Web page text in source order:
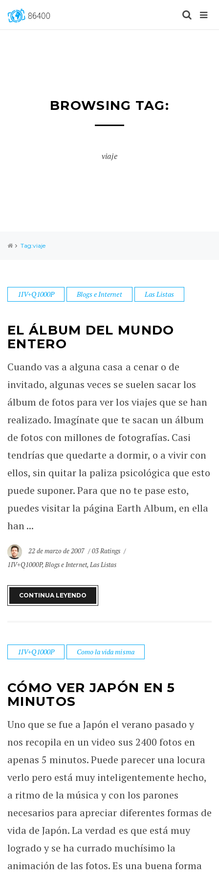
BROWSING TAG:
viaje
Tag:viaje
1IV+Q1000P Blogs e Internet Las Listas
EL ÁLBUM DEL MUNDO
ENTERO
Cuando vas a alguna casa a cenar o de
invitado, algunas veces se suelen sacar los
álbum de fotos para ver los viajes que se han
realizado. Imagínate que te sacan un álbum
de fotos con millones de fotografías. Casi
tendrías que quedarte a dormir, o a vivir con
ellos, sin quitar la paliza psicológica que esto
puede suponer. Para que no te pase esto,
puedes visitar la página Earth Album, en ella
han ...
22 de marzo de 2007
03 Ratings
1IV+Q1000P,Blogs e Internet,Las Listas
CONTINUA LEYENDO
1IV+Q1000P Como la vida misma
CÓMO VER JAPÓN EN 5
MINUTOS
Uno que se fue a Japón el verano pasado y
nos recopila en un video sus 2400 fotos en
apenas 5 minutos. Puede parecer una locura
verlo pero está muy inteligentemente hecho,
a ritmo de la música y con los parones
necesarios para apreciar diferentes formas de
vida de Japón. La verdad es que está muy
logrado y se ha currado muchísimo la
animación de las fotos. Es una buena forma